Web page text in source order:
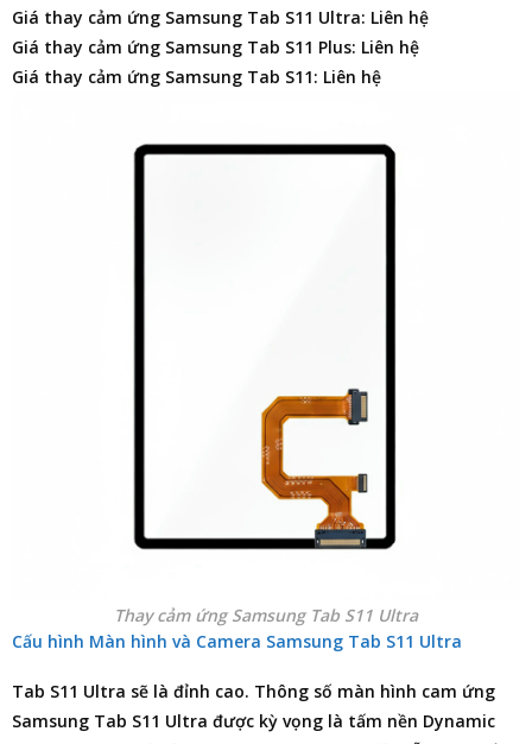
Giá thay cảm ứng Samsung Tab S11 Ultra: Liên hệ
Giá thay cảm ứng Samsung Tab S11 Plus: Liên hệ
Giá thay cảm ứng Samsung Tab S11: Liên hệ
Thay cảm ứng Samsung Tab S11 Ultra
Cấu hình Màn hình và Camera Samsung Tab S11 Ultra
Tab S11 Ultra sẽ là đỉnh cao. Thông số màn hình cam ứng
Samsung Tab S11 Ultra được kỳ vọng là tấm nền Dynamic